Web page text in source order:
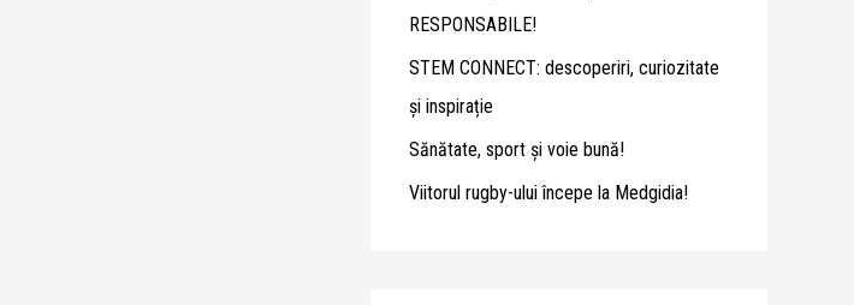
RESPONSABILE!
STEM CONNECT: descoperiri, curiozitate
și inspirație
Sănătate, sport și voie bună!
Viitorul rugby-ului începe la Medgidia!